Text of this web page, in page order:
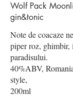
Wolf Pack
gin&tonic
Note de coacaze
piper roz, ghimbir,
paradisului.
40%ABV,
style,
200ml